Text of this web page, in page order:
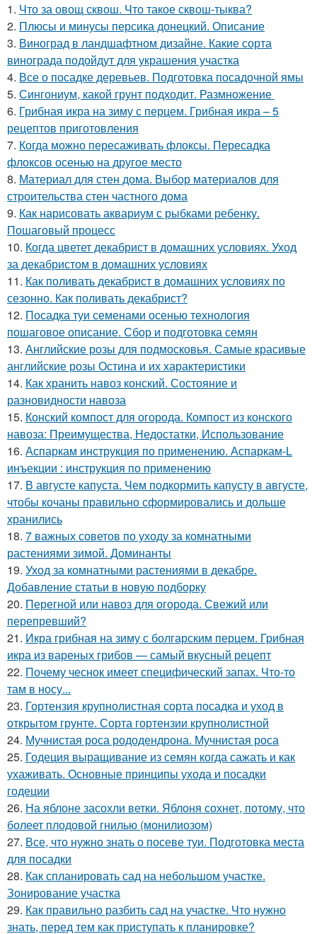
1. Что за овощ сквош. Что такое сквош-тыква?
2. Плюсы и минусы персика донецкий. Описание
3. Виноград в ландшафтном дизайне. Какие сорта
винограда подойдут для украшения участка
4. Все о посадке деревьев. Подготовка посадочной ямы
5. Сингониум, какой грунт подходит. Размножение
6. Грибная икра на зиму с перцем. Грибная икра – 5
рецептов приготовления
7. Когда можно пересаживать флоксы. Пересадка
флоксов осенью на другое место
8. Материал для стен дома. Выбор материалов для
строительства стен частного дома
9. Как нарисовать аквариум с рыбками ребенку.
Пошаговый процесс
10. Когда цветет декабрист в домашних условиях. Уход
за декабристом в домашних условиях
11. Как поливать декабрист в домашних условиях по
сезонно. Как поливать декабрист?
12. Посадка туи семенами осенью технология
пошаговое описание. Сбор и подготовка семян
13. Английские розы для подмосковья. Самые красивые
английские розы Остина и их характеристики
14. Как хранить навоз конский. Состояние и
разновидности навоза
15. Конский компост для огорода. Компост из конского
навоза: Преимущества, Недостатки, Использование
16. Аспаркам инструкция по применению. Аспаркам-L
инъекции : инструкция по применению
17. В августе капуста. Чем подкормить капусту в августе,
чтобы кочаны правильно сформировались и дольше
хранились
18. 7 важных советов по уходу за комнатными
растениями зимой. Доминанты
19. Уход за комнатными растениями в декабре.
Добавление статьи в новую подборку
20. Перегной или навоз для огорода. Свежий или
перепревший?
21. Икра грибная на зиму с болгарским перцем. Грибная
икра из вареных грибов — самый вкусный рецепт
22. Почему чеснок имеет специфический запах. Что-то
там в носу...
23. Гортензия крупнолистная сорта посадка и уход в
открытом грунте. Сорта гортензии крупнолистной
24. Мучнистая роса рододендрона. Мучнистая роса
25. Годеция выращивание из семян когда сажать и как
ухаживать. Основные принципы ухода и посадки
годеции
26. На яблоне засохли ветки. Яблоня сохнет, потому, что
болеет плодовой гнилью (монилиозом)
27. Все, что нужно знать о посеве туи. Подготовка места
для посадки
28. Как спланировать сад на небольшом участке.
Зонирование участка
29. Как правильно разбить сад на участке. Что нужно
знать, перед тем как приступать к планировке?